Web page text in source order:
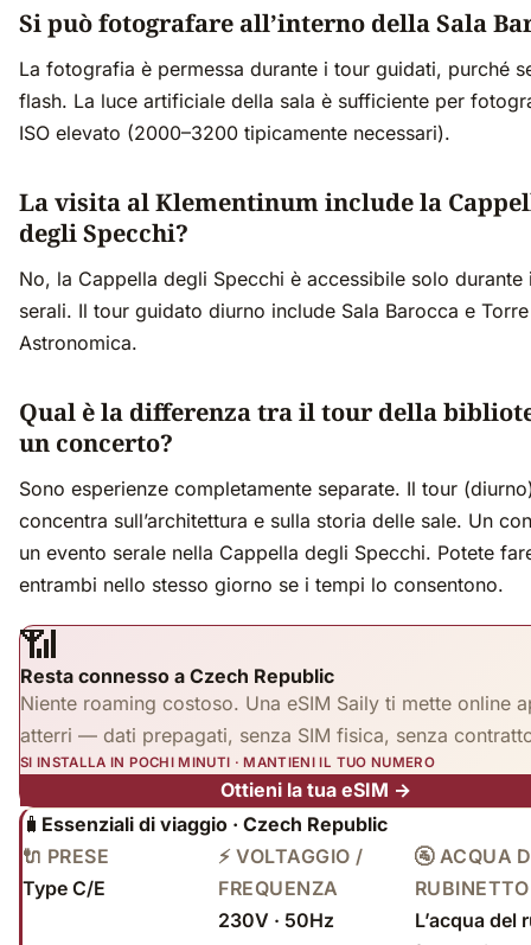
Si può fotografare all’interno della Sala
La fotografia è permessa durante i tour guidati, purché
flash. La luce artificiale della sala è sufficiente per
ISO elevato (2000–3200 tipicamente necessari).
La visita al Klementinum include la
degli Specchi?
No, la Cappella degli Specchi è accessibile solo durante
serali. Il tour guidato diurno include Sala Barocca e Torre
Astronomica.
Qual è la differenza tra il tour della
un concerto?
Sono esperienze completamente separate. Il tour
concentra sull’architettura e sulla storia delle sale. Un
un evento serale nella Cappella degli Specchi. Potete
entrambi nello stesso giorno se i tempi lo consentono.
📶
Resta connesso a Czech Republic
Niente roaming costoso. Una eSIM Saily ti mette online
atterri — dati prepagati, senza SIM fisica, senza
SI INSTALLA IN POCHI MINUTI · MANTIENI IL TUO NUMERO
Ottieni la tua eSIM →
🧳 Essenziali di viaggio · Czech Republic
🔌 PRESE
Type C/E
⚡ VOLTAGGIO /
FREQUENZA
230V · 50Hz
🚰 ACQUA
RUBINETTO
L’acqua del